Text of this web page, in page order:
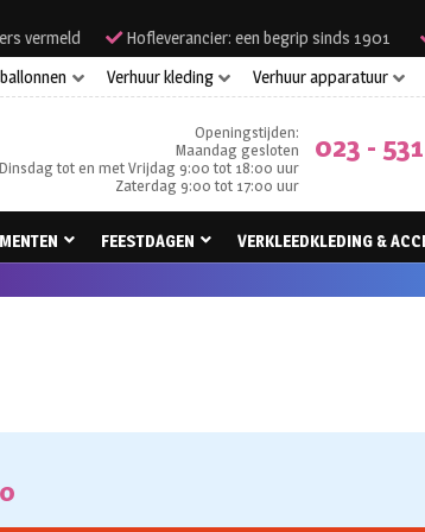
vermeld
Hofleverancier: een begrip sinds 1901
Verhuur kleding Verhuur apparatuur
Openingstijden:
Maandag gesloten
Dinsdag tot en met Vrijdag 9:00 tot 18:00 uur
Zaterdag 9:00 tot 17:00 uur
023 -
FEESTDAGEN VERKLEEDKLEDING &